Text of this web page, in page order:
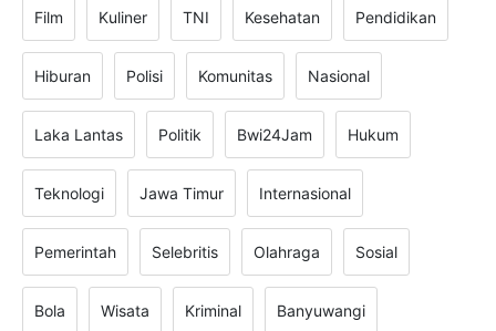
Film Kuliner TNI Kesehatan Pendidikan
Hiburan Polisi Komunitas Nasional
Laka Lantas Politik Bwi24Jam Hukum
Teknologi Jawa Timur Internasional
Pemerintah Selebritis Olahraga Sosial
Bola Wisata Kriminal Banyuwangi